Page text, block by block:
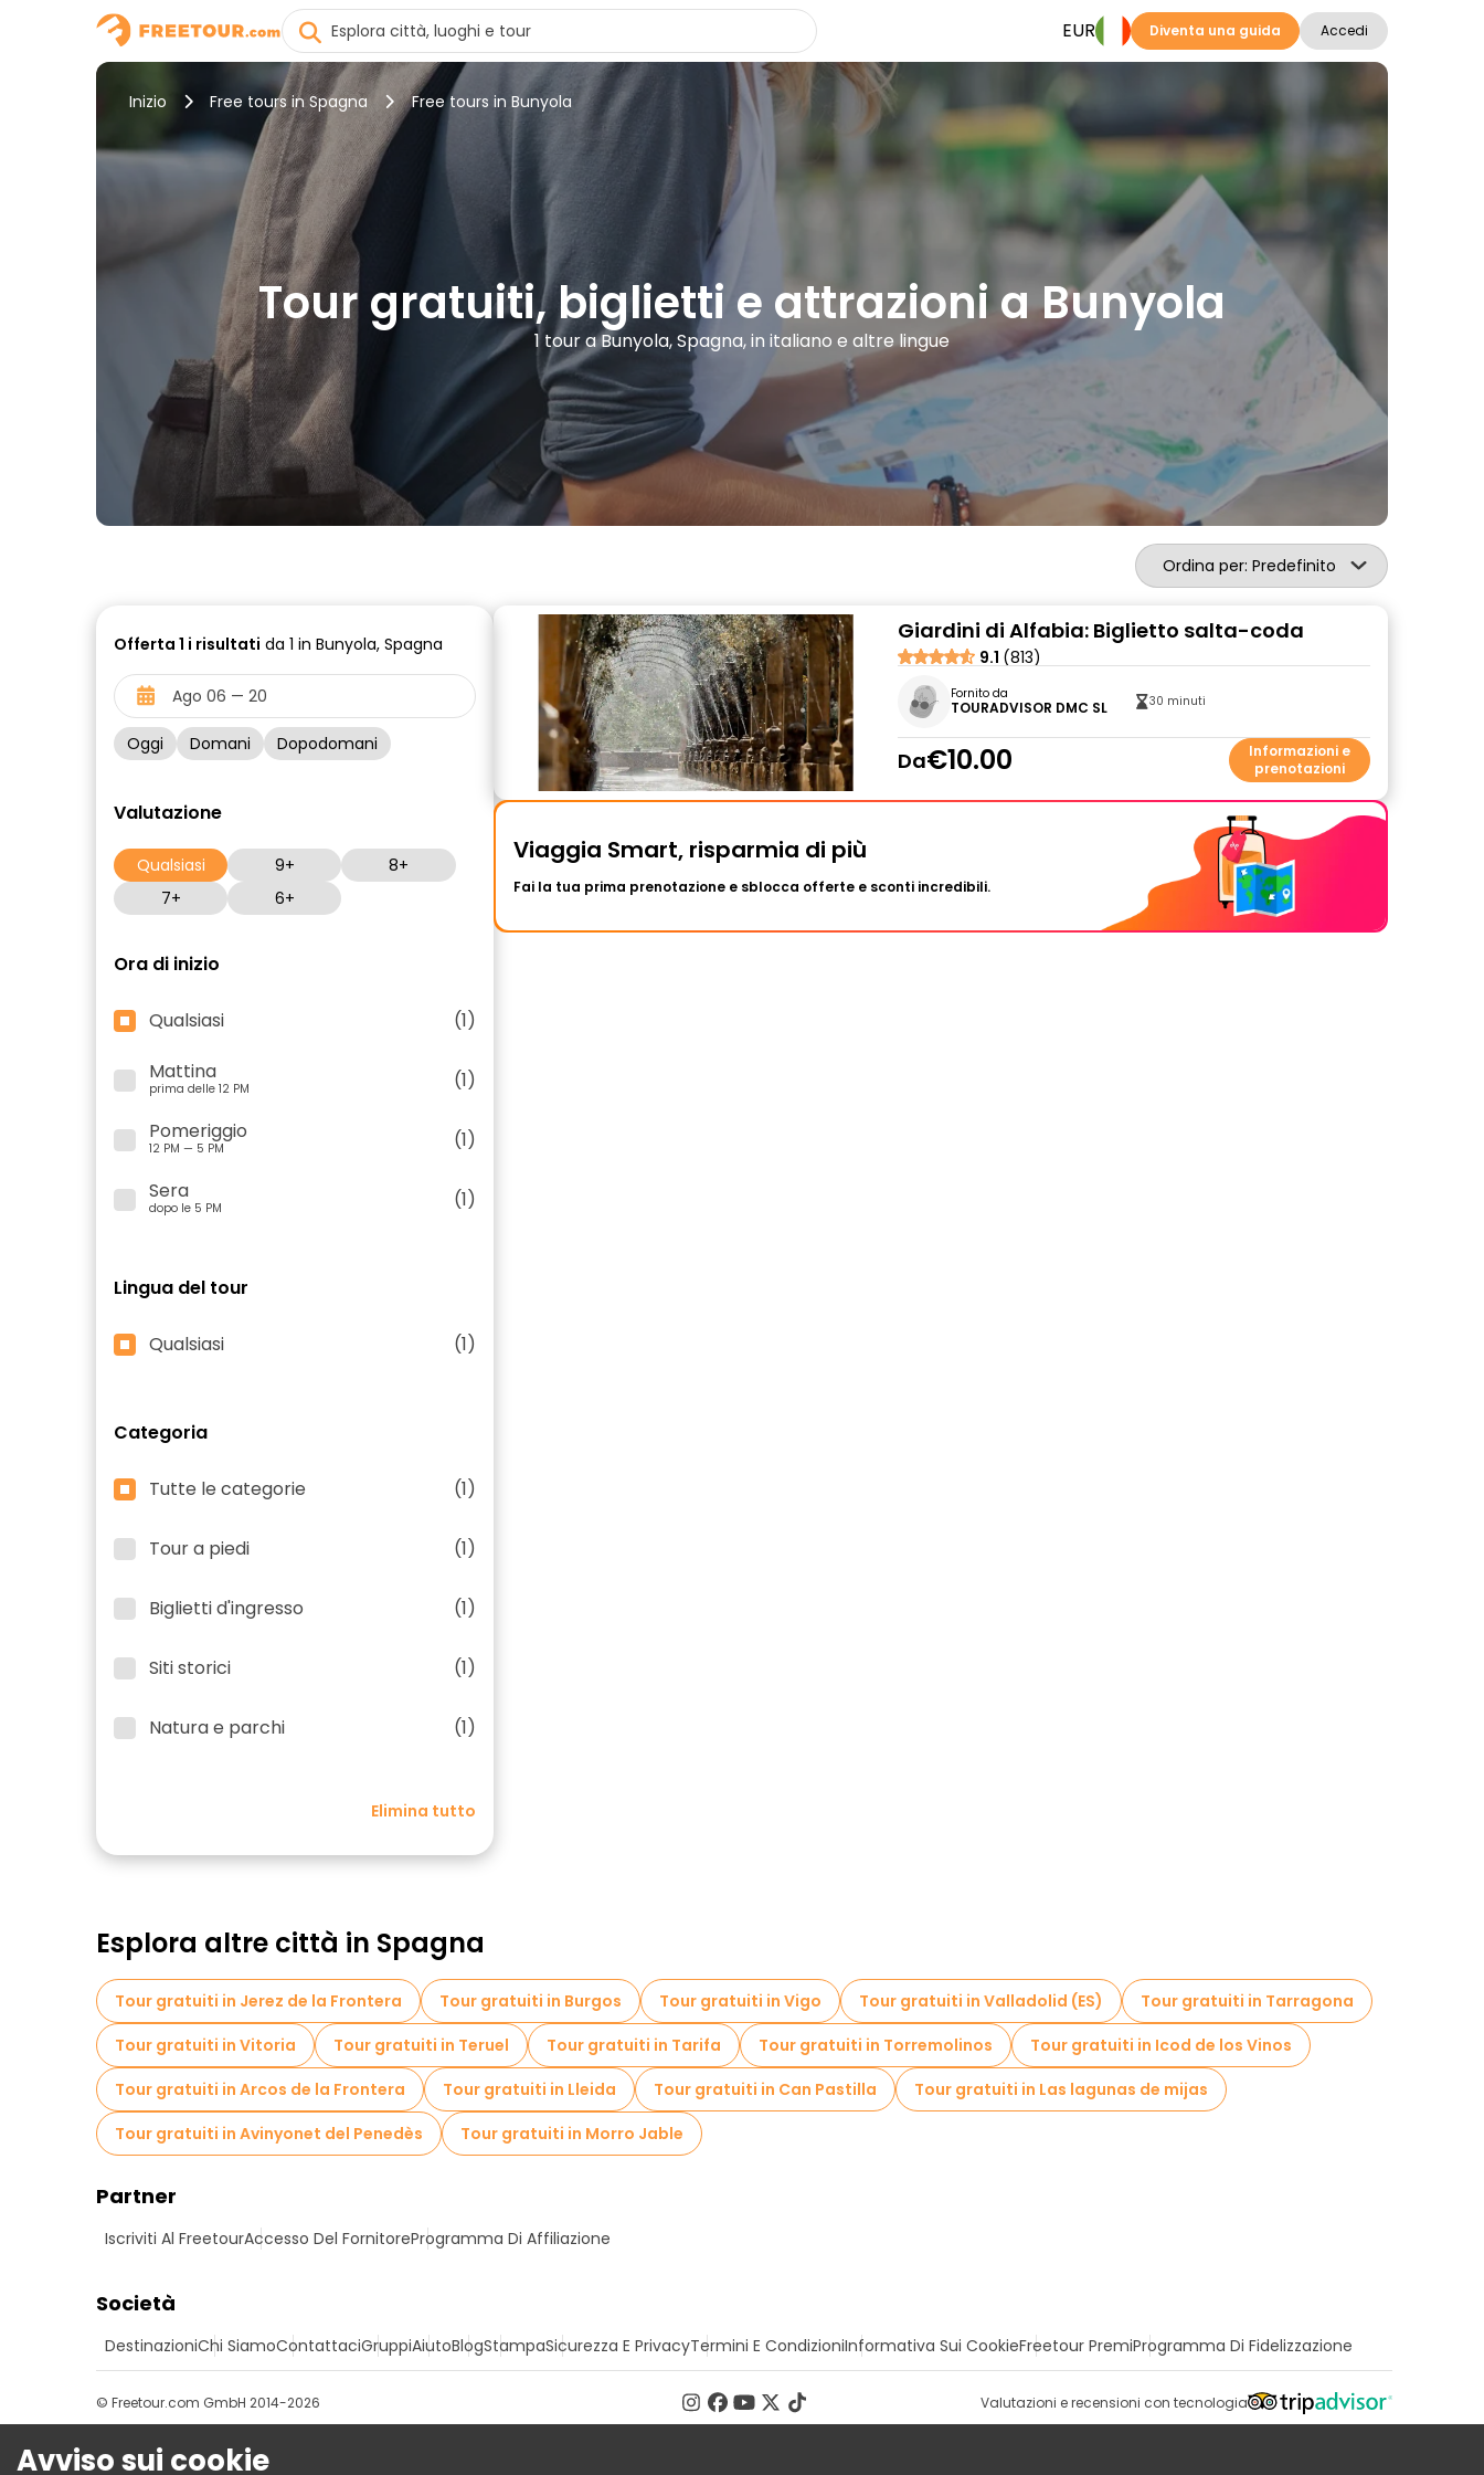
EUR Diventa una guida Accedi
Inizio Free tours in Spagna Free tours in Bunyola
Tour gratuiti, biglietti e attrazioni a Bunyola
1 tour a Bunyola, Spagna, in italiano e altre lingue
Ordina per: Predefinito
Offerta 1 i risultati da 1 in Bunyola, Spagna
Oggi Domani Dopodomani
Valutazione
Qualsiasi 9+
8+
7+
6+
Ora di inizio
Qualsiasi
(1)
Mattina
prima delle 12 PM
(1)
Pomeriggio
12 PM — 5 PM
(1)
Sera
dopo le 5 PM (1)
Lingua del tour
Qualsiasi (1)
Categoria
Tutte le categorie (1)
Tour a piedi (1)
Biglietti d'ingresso (1)
Siti storici (1)
Natura e parchi (1)
Elimina tutto
Giardini di Alfabia: Biglietto salta-coda
9.1 (813)
Fornito da
TOURADVISOR DMC SL 30 minuti
Da€10.00
Informazioni e
prenotazioni
Viaggia Smart, risparmia di più
Fai la tua prima prenotazione e sblocca offerte e sconti incredibili.
Esplora altre città in Spagna
Tour gratuiti in Jerez de la Frontera Tour gratuiti in Burgos Tour gratuiti in Vigo Tour gratuiti in Valladolid (ES)
Tour gratuiti in Tarragona
Tour gratuiti in Vitoria
Tour gratuiti in Teruel Tour gratuiti in Tarifa Tour gratuiti in Torremolinos
Tour gratuiti in Icod de los Vinos
Tour gratuiti in Arcos de la Frontera
Tour gratuiti in Lleida Tour gratuiti in Can Pastilla
Tour gratuiti in Las lagunas de mijas
Tour gratuiti in Avinyonet del Penedès
Tour gratuiti in Morro Jable
Partner
Iscriviti Al FreetourAccesso Del FornitoreProgramma Di Affiliazione
Società
DestinazioniChi SiamoContattaciGruppiAiutoBlogStampaSicurezza E PrivacyTermini E CondizioniInformativa Sui CookieFreetour PremiProgramma Di Fidelizzazione
Valutazioni e recensioni con tecnologia
© Freetour.com GmbH 2014-2026
Avviso sui cookie